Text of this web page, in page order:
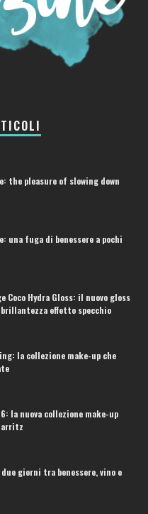
the pleasure of slowing down
una fuga di benessere a pochi
Coco Hydra Gloss: il nuovo gloss
effetto specchio
la collezione make-up che
la nuova collezione make-up
giorni tra benessere, vino e